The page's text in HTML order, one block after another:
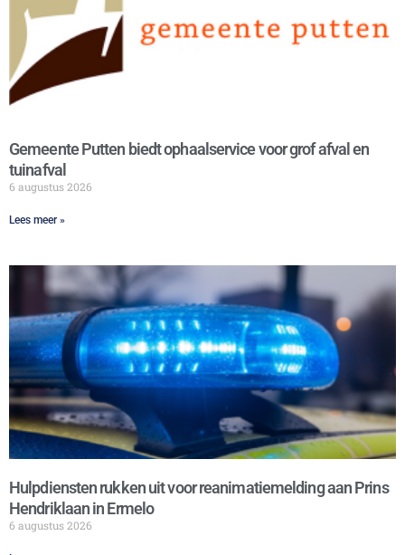
Gemeente Putten biedt ophaalservice voor grof afval en
tuinafval
6 augustus 2026
Lees meer »
Hulpdiensten rukken uit voor reanimatiemelding aan Prins
Hendriklaan in Ermelo
6 augustus 2026